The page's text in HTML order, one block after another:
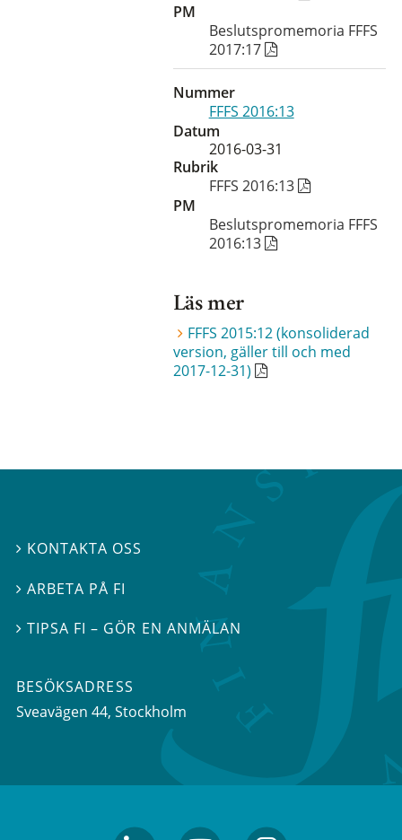
PM
Beslutspromemoria FFFS
2017:17
Nummer
FFFS 2016:13
Datum
2016-03-31
Rubrik
FFFS 2016:13
PM
Beslutspromemoria FFFS
2016:13
Läs mer
FFFS 2015:12 (konsoliderad
version, gäller till och med
2017-12-31)
 KONTAKTA OSS
 ARBETA PÅ FI
TIPSA FI – GÖR EN ANMÄLAN
BESÖKSADRESS
Sveavägen 44, Stockholm